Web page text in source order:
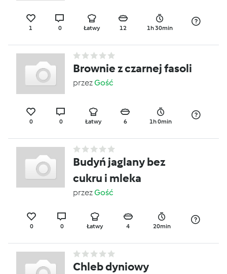
1 0 Łatwy 12 1h 30min
Brownie z czarnej fasoli
przezGość
0 0 Łatwy 6 1h 0min
Budyń jaglany bez
cukru i mleka
przezGość
0 0 Łatwy 4 20min
Chleb dyniowy